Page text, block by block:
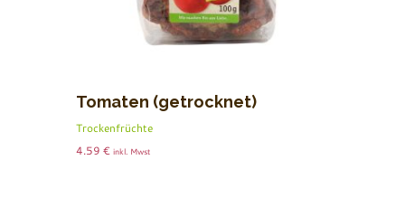
Tomaten (getrocknet)
Trockenfrüchte
4.59 € inkl. Mwst